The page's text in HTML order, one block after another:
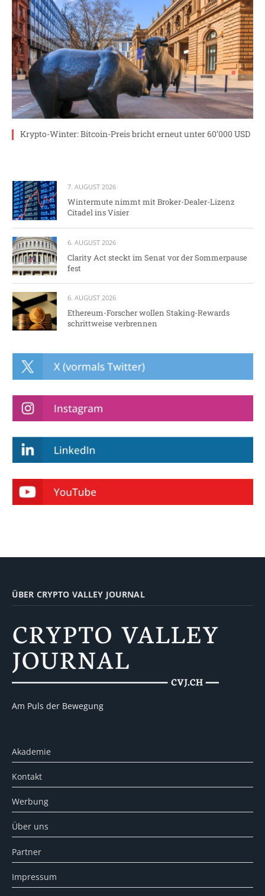
Krypto-Winter: Bitcoin-Preis bricht erneut unter 60’000 USD
7. AUGUST 2026
Wintermute nimmt mit Broker-Dealer-Lizenz
Citadel ins Visier
6. AUGUST 2026
Clarity Act steckt im Senat vor der Sommerpause
fest
6. AUGUST 2026
Ethereum-Forscher wollen Staking-Rewards
schrittweise verbrennen
ÜBER CRYPTO VALLEY JOURNAL
Am Puls der Bewegung
Akademie
Kontakt
Werbung
Über uns
Partner
Impressum